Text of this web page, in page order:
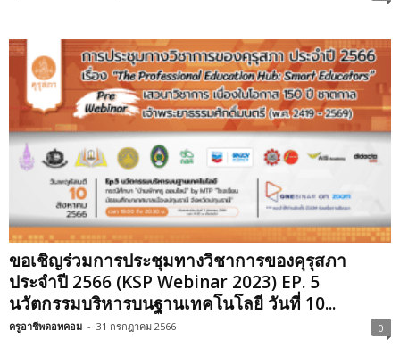
ขอเชิญร่วมการประชุมทางวิชาการของคุรุสภา
ประจำปี 2566 (KSP Webinar 2023) EP. 5
นวัตกรรมบริหารบนฐานเทคโนโลยี วันที่ 10...
ครูอาชีพดอทคอม - 31 กรกฎาคม 2566 0